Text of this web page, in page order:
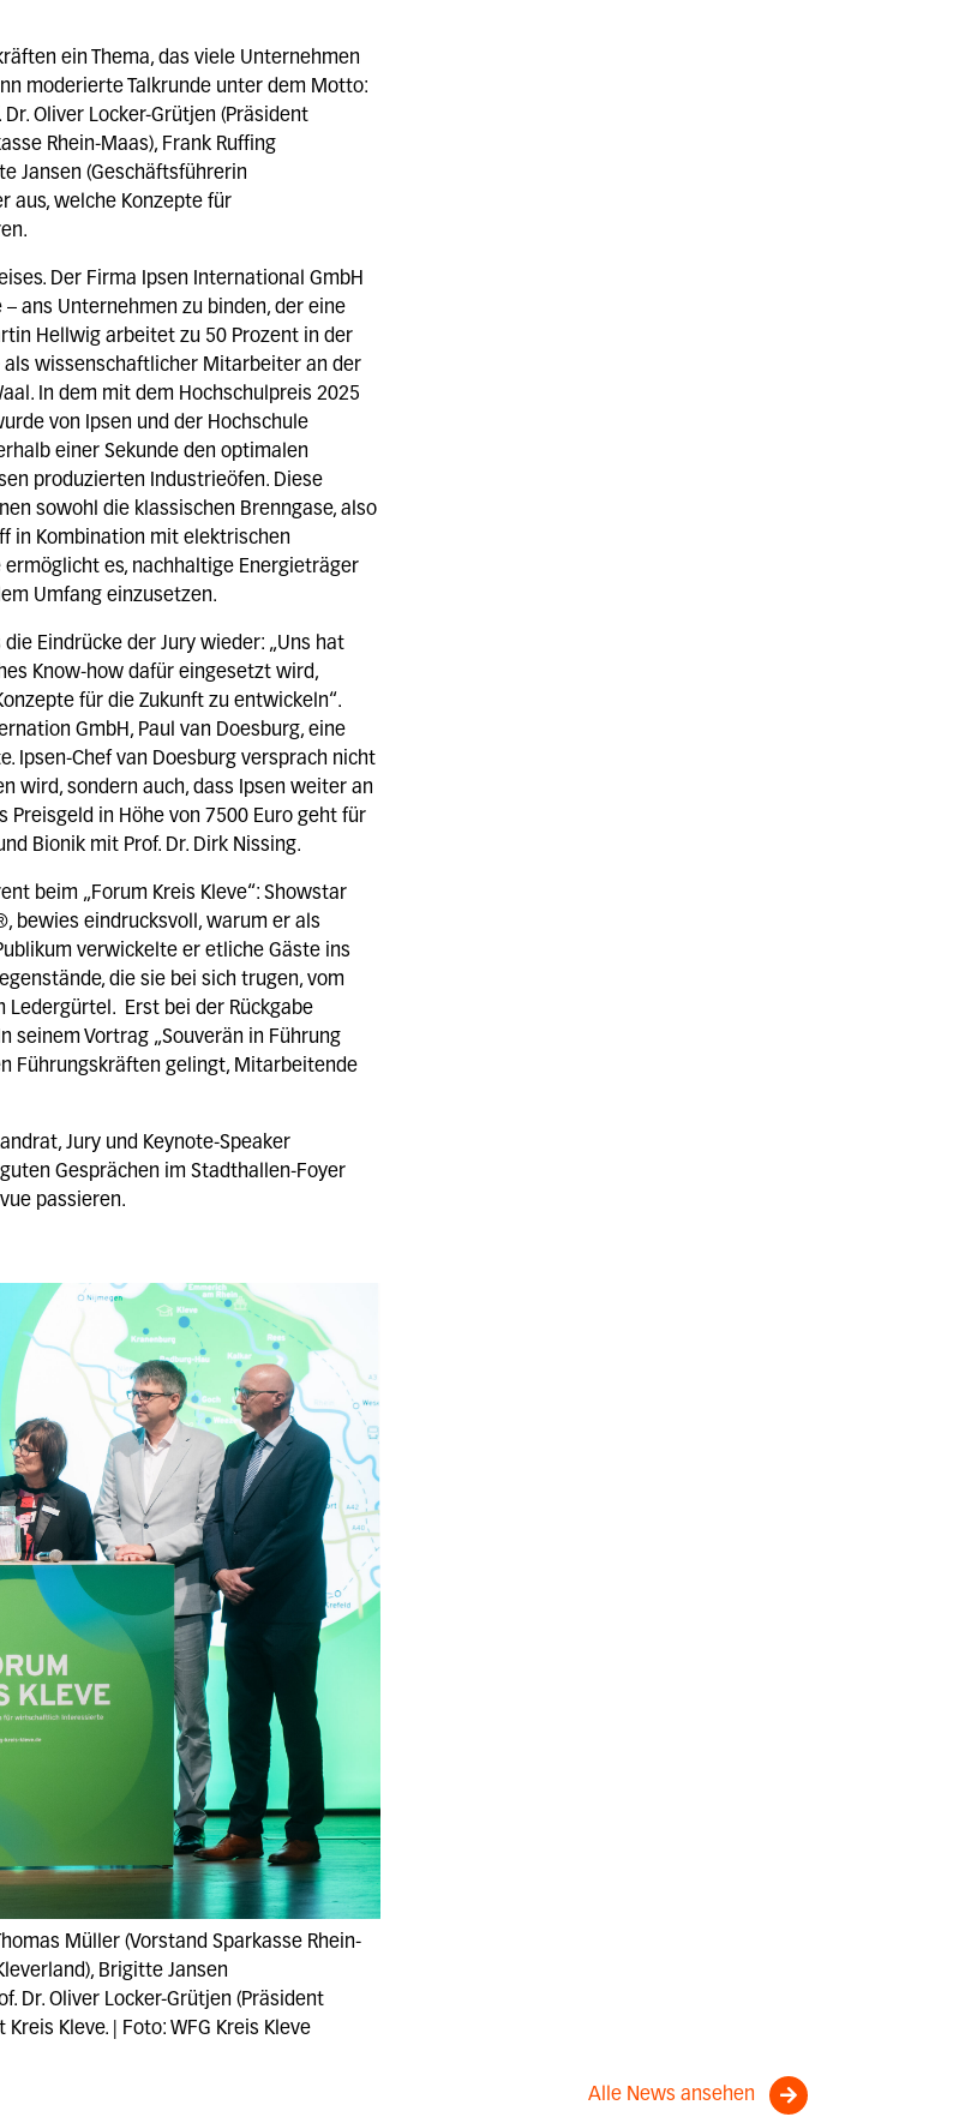
ein Thema, das viele Unternehmen
moderierte Talkrunde unter dem Motto:
Oliver Locker-Grütjen (Präsident
Rhein-Maas), Frank Ruffing
Jansen (Geschäftsführerin
aus, welche Konzepte für
Der Firma Ipsen International GmbH
ans Unternehmen zu binden, der eine
Hellwig arbeitet zu 50 Prozent in der
wissenschaftlicher Mitarbeiter an der
In dem mit dem Hochschulpreis 2025
von Ipsen und der Hochschule
einer Sekunde den optimalen
produzierten Industrieöfen. Diese
sowohl die klassischen Brenngase, also
in Kombination mit elektrischen
es, nachhaltige Energieträger
Umfang einzusetzen.
Eindrücke der Jury wieder: „Uns hat
Know-how dafür eingesetzt wird,
für die Zukunft zu entwickeln“.
GmbH, Paul van Doesburg, eine
Ipsen-Chef van Doesburg versprach nicht
wird, sondern auch, dass Ipsen weiter an
in Höhe von 7500 Euro geht für
Bionik mit Prof. Dr. Dirk Nissing.
beim „Forum Kreis Kleve“: Showstar
bewies eindrucksvoll, warum er als
verwickelte er etliche Gäste ins
die sie bei sich trugen, vom
Ledergürtel. Erst bei der Rückgabe
seinem Vortrag „Souverän in Führung
Führungskräften gelingt, Mitarbeitende
Jury und Keynote-Speaker
Gesprächen im Stadthallen-Foyer
passieren.
Müller (Vorstand Sparkasse Rhein-
Brigitte Jansen
Dr. Oliver Locker-Grütjen (Präsident
Kleve. | Foto: WFG Kreis Kleve
Alle News ansehen